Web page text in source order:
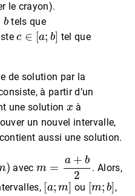
le crayon).
tels que
c∈[a; b]
tel que
de solution par la
à partir d’un
une solution
x
à
un nouvel intervalle,
aussi une solution.
)
avec
+b 2
. Alors,
[ ]
ou
[m b]
,